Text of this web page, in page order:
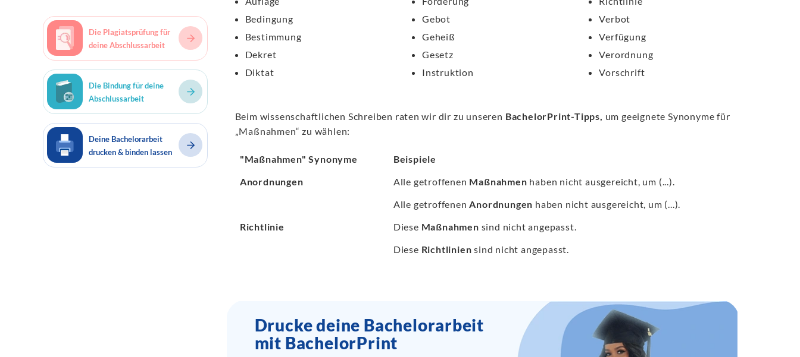
Die Plagiatsprüfung für
deine Abschlussarbeit
Die Bindung für deine
Abschlussarbeit
Deine Bachelorarbeit
drucken & binden lassen
Bedingung
Bestimmung
Dekret
Diktat
Gebot
Geheiß
Gesetz
Instruktion
Verbot
Verfügung
Verordnung
Vorschrift
Beim wissenschaftlichen Schreiben raten wir dir zu unseren BachelorPrint-Tipps, um geeignete Synonyme für
„Maßnahmen“ zu wählen:
"Maßnahmen" Synonyme
Beispiele
Anordnungen
Alle getroffenen Maßnahmen haben nicht ausgereicht, um (...).
Alle getroffenenAnordnungen haben nicht ausgereicht, um (...).
Richtlinie
Diese Maßnahmen sind nicht angepasst.
Diese Richtlinien sind nicht angepasst.
Drucke deine Bachelorarbeit
mit BachelorPrint